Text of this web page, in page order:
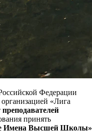
Федерации
«Лига
преподавателей
принять
Имена Высшей Школы»